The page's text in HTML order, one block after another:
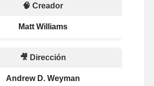
🧠 Creador
Matt Williams
🎥 Dirección
Andrew D. Weyman